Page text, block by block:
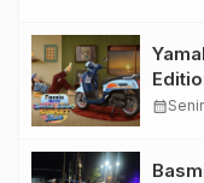
calendar_month